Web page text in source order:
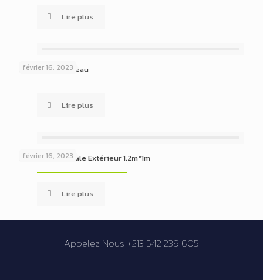
Lire plus
février 16, 2023
Drapeau de bureau
Lire plus
février 16, 2023
Drapeau nationale Extérieur 1.2m*1m
Lire plus
Appelez Nous +213 542 239 605